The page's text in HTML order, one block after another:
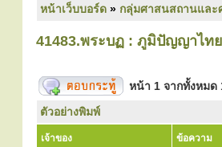
หน้าเว็บบอร์ด » กลุ่มศาสนสถานและ
41483.พระบฏ : ภูมิปัญญาไท
หน้า 1 จากทั้งหมด
ตัวอย่างพิมพ์
เจ้าของ ข้อความ